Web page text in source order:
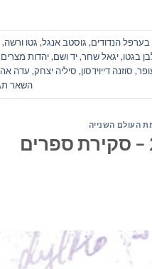
בערפל הנדודים, גוסטב אנגל, גטו ורשה,
בגטו,יגאל שחר,יד ושם,יהדות מצרים
, סוזנה דייוידסון, סיליה יצחק, עדה
השאר
העולם השנייה
יום הזיכרון הבינלאומי לשואה ולגבורה 27/1 – סקירת ספרים